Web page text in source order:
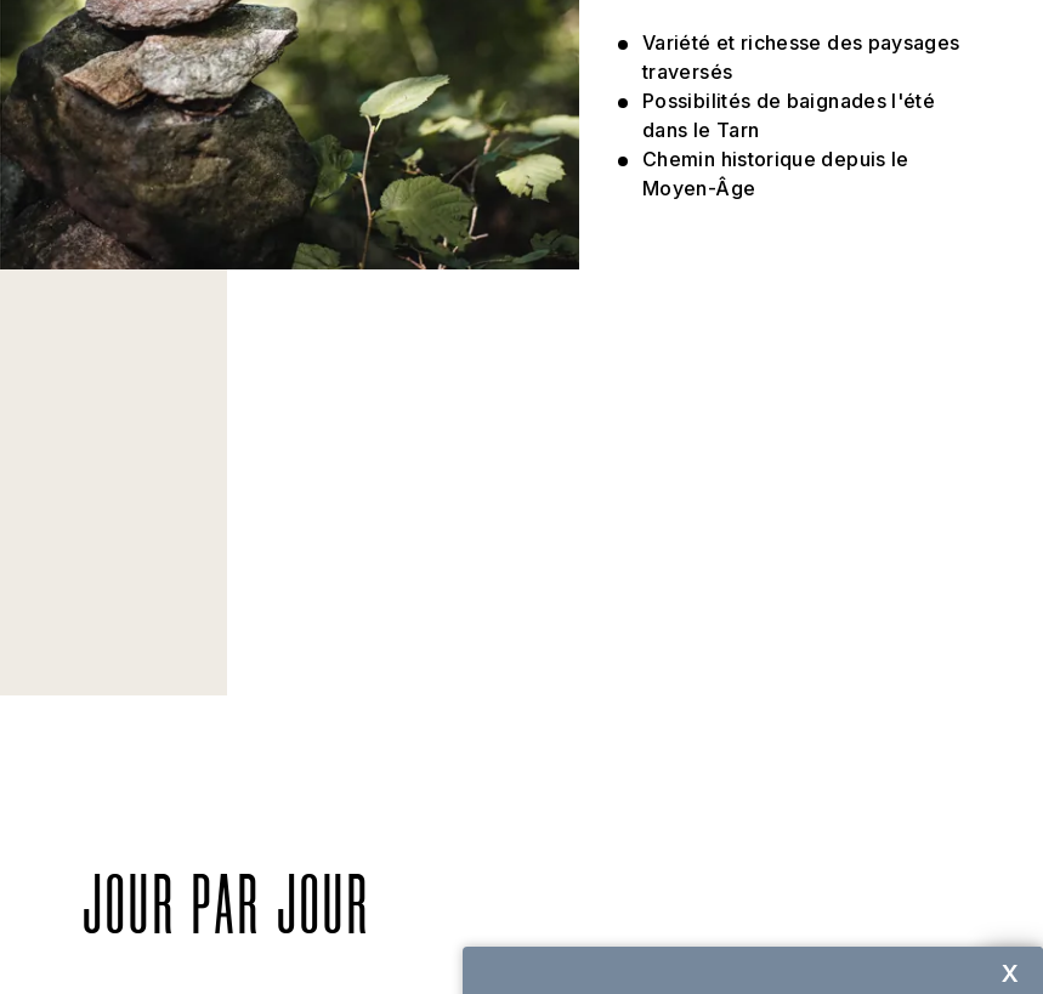
Variété et richesse des paysages
traversés
Possibilités de baignades l'été
dans le Tarn
Chemin historique depuis le
Moyen-Âge
JOUR PAR JOUR
X